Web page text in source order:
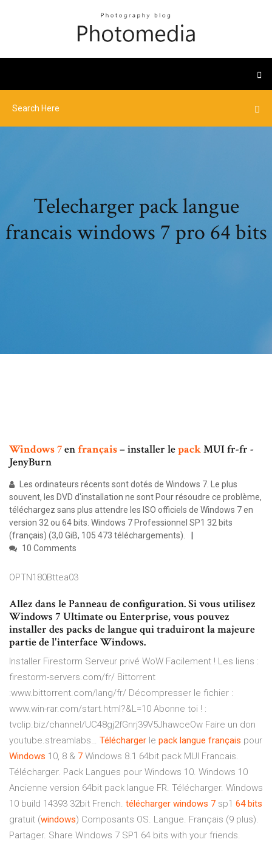
Telecharger pack langue
francais windows 7 pro 64 bits
Windows7enfrançais– installer lepackMUI fr-fr -
JenyBurn
Les ordinateurs récents sont dotés de Windows 7. Le plus
souvent, les DVD d'installation ne sont Pour résoudre ce problème,
téléchargez sans plus attendre les ISO officiels de Windows 7 en
version 32 ou 64 bits. Windows 7 Professionnel SP1 32 bits
(français) (3,0 GiB, 105 473 téléchargements).
10 Comments
OPTN180Bttea03
Allez dans le Panneau de configuration. Si vous utilisez
Windows 7 Ultimate ou Enterprise, vous pouvez
installer des packs de langue qui traduiront la majeure
partie de l'interface Windows.
Installer Firestorm Serveur privé WoW Facilement ! Les liens :
firestorm-servers.com/fr/ Bittorrent
:www.bittorrent.com/lang/fr/ Décompresser le fichier :
www.win-rar.com/start.html?&L=10 Abonne toi ! :
tvclip.biz/channel/UC48gj2fGnrj39V5JhawceOw Faire un don
youtube.streamlabs… Télécharger le pack langue français pour
Windows 10, 8 & 7 Windows 8.1 64bit pack MUI Francais.
Télécharger. Pack Langues pour Windows 10. Windows 10
Ancienne version 64bit pack langue FR. Télécharger. Windows
10 build 14393 32bit French. télécharger windows 7 sp1 64 bits
gratuit (windows) Composants OS. Langue. Français (9 plus).
Partager. Share Windows 7 SP1 64 bits with your friends.